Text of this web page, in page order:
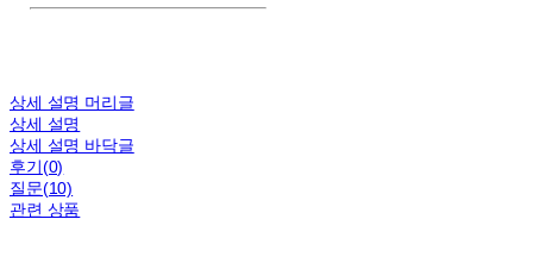
상세 설명 머리글
상세 설명
상세 설명 바닥글
후기(0)
질문(10)
관련 상품